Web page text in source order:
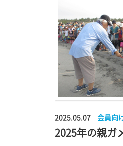
2025.05.07 ｜ 会員向
2025年の親ガ